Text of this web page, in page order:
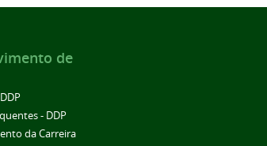
de
- DDP
da Carreira